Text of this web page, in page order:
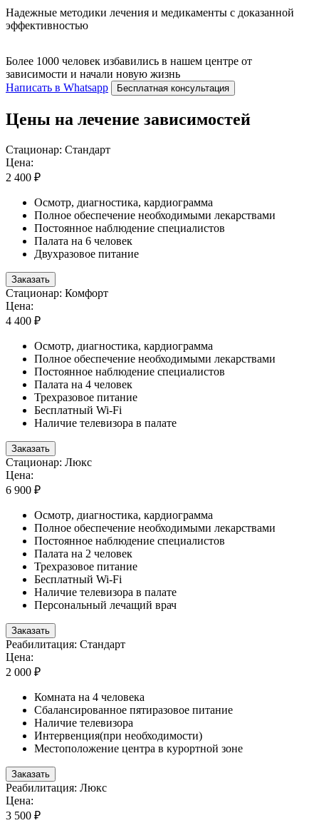
Надежные методики лечения и медикаменты с доказанной
эффективностью
Более 1000 человек избавились в нашем центре от
зависимости и начали новую жизнь
Написать в Whatsapp
Бесплатная консультация
Цены на лечение зависимостей
Стационар: Стандарт
Цена:
2 400 ₽
Осмотр, диагностика, кардиограмма
Полное обеспечение необходимыми лекарствами
Постоянное наблюдение специалистов
Палата на 6 человек
Двухразовое питание
Заказать
Стационар: Комфорт
Цена:
4 400 ₽
Осмотр, диагностика, кардиограмма
Полное обеспечение необходимыми лекарствами
Постоянное наблюдение специалистов
Палата на 4 человек
Трехразовое питание
Бесплатный Wi-Fi
Наличие телевизора в палате
Заказать
Стационар: Люкс
Цена:
6 900 ₽
Осмотр, диагностика, кардиограмма
Полное обеспечение необходимыми лекарствами
Постоянное наблюдение специалистов
Палата на 2 человек
Трехразовое питание
Бесплатный Wi-Fi
Наличие телевизора в палате
Персональный лечащий врач
Заказать
Реабилитация: Стандарт
Цена:
2 000 ₽
Комната на 4 человека
Сбалансированное пятиразовое питание
Наличие телевизора
Интервенция(при необходимости)
Местоположение центра в курортной зоне
Заказать
Реабилитация: Люкс
Цена:
3 500 ₽